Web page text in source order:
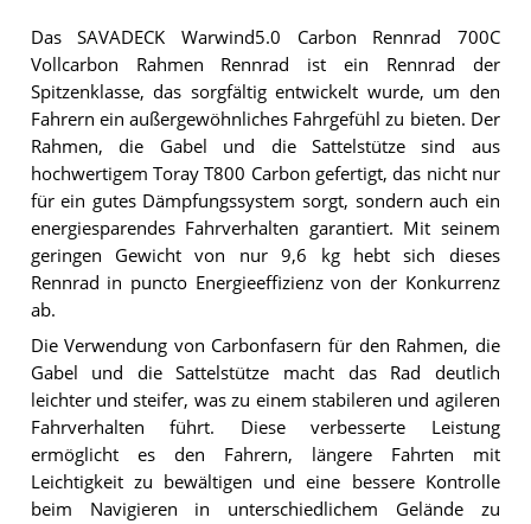
Das SAVADECK Warwind5.0 Carbon Rennrad 700C
Vollcarbon Rahmen Rennrad ist ein Rennrad der
Spitzenklasse, das sorgfältig entwickelt wurde, um den
Fahrern ein außergewöhnliches Fahrgefühl zu bieten. Der
Rahmen, die Gabel und die Sattelstütze sind aus
hochwertigem Toray T800 Carbon gefertigt, das nicht nur
für ein gutes Dämpfungssystem sorgt, sondern auch ein
energiesparendes Fahrverhalten garantiert. Mit seinem
geringen Gewicht von nur 9,6 kg hebt sich dieses
Rennrad in puncto Energieeffizienz von der Konkurrenz
ab.
Die Verwendung von Carbonfasern für den Rahmen, die
Gabel und die Sattelstütze macht das Rad deutlich
leichter und steifer, was zu einem stabileren und agileren
Fahrverhalten führt. Diese verbesserte Leistung
ermöglicht es den Fahrern, längere Fahrten mit
Leichtigkeit zu bewältigen und eine bessere Kontrolle
beim Navigieren in unterschiedlichem Gelände zu